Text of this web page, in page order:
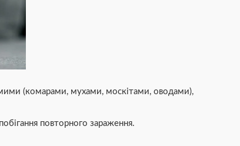
(комарами, мухами, москітами, оводами),
повторного зараження.